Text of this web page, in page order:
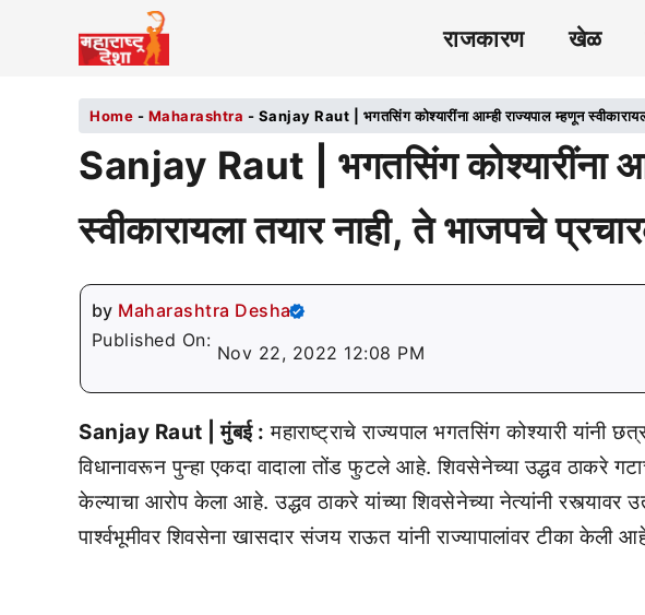
राजकारण खेळ
Home - Maharashtra - Sanjay Raut | भगतसिंग कोश्यारींना आम्ही राज्यपाल म्हणून
Sanjay Raut | भगतसिंग कोश्यारींना
स्वीकारायला तयार नाही, ते भाजपचे
by Maharashtra Desha
Published On:
Nov 22, 2022 12:08 PM
Sanjay Raut | मुंबई : महाराष्ट्राचे राज्यपाल भगतसिंग कोश्यारी यांनी
विधानावरून पुन्हा एकदा वादाला तोंड फुटले आहे. शिवसेनेच्या उद्धव ठाकरे
केल्याचा आरोप केला आहे. उद्धव ठाकरे यांच्या शिवसेनेच्या नेत्यांनी रस्त्यावर
पार्श्वभूमीवर शिवसेना खासदार संजय राऊत यांनी राज्यापालांवर टीका केली